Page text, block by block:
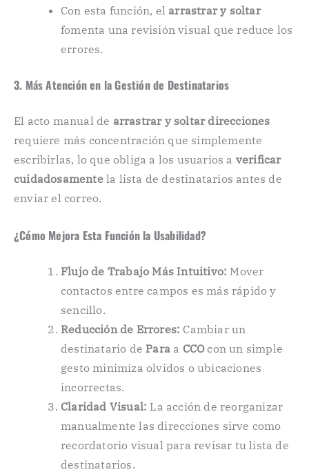
Con esta función, el arrastrar y soltar
fomenta una revisión visual que reduce los
errores.
3. Más Atención en la Gestión de Destinatarios
El acto manual de arrastrar y soltar direcciones
requiere más concentración que simplemente
escribirlas, lo que obliga a los usuarios a verificar
cuidadosamentela lista de destinatarios antes de
enviar el correo.
¿Cómo Mejora Esta Función la Usabilidad?
Flujo de Trabajo Más Intuitivo: Mover
contactos entre campos es más rápido y
sencillo.
Reducción de Errores: Cambiar un
destinatario de Para a CCOcon un simple
gesto minimiza olvidos o ubicaciones
incorrectas.
Claridad Visual: La acción de reorganizar
manualmente las direcciones sirve como
recordatorio visual para revisar tu lista de
destinatarios.